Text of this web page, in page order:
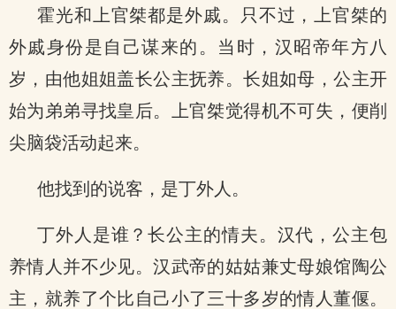
霍光和上官桀都是外戚。只不过，上官桀的
外戚身份是自己谋来的。当时，汉昭帝年方八
岁，由他姐姐盖长公主抚养。长姐如母，公主开
始为弟弟寻找皇后。上官桀觉得机不可失，便削
尖脑袋活动起来。
他找到的说客，是丁外人。
丁外人是谁？长公主的情夫。汉代，公主包
养情人并不少见。汉武帝的姑姑兼丈母娘馆陶公
主，就养了个比自己小了三十多岁的情人董偃。